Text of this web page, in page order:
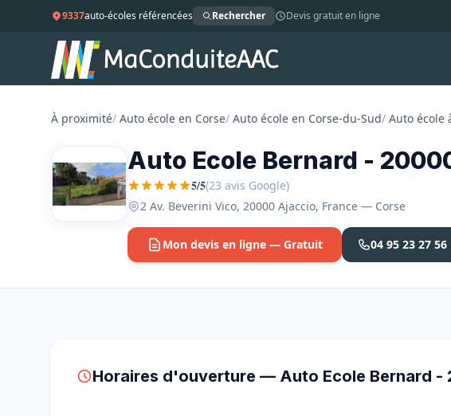
9337auto-écoles référencées Rechercher Devis gratuit en ligne
À proximité/ Auto école en Corse/ Auto école en Corse-du-Sud/ Auto école
Auto Ecole Bernard -
5/5(23 avis Google)
2 Av. Beverini Vico, 20000 Ajaccio, France — Corse
Mon devis en ligne — Gratuit 04 95 23 27 56
Horaires d'ouverture — Auto Ecole Bernard -